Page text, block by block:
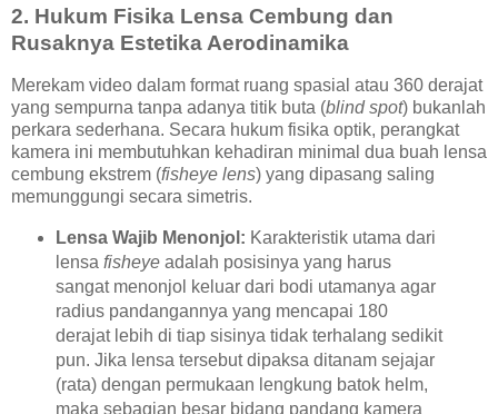
2. Hukum Fisika Lensa Cembung dan
Rusaknya Estetika Aerodinamika
Merekam video dalam format ruang spasial atau 360 derajat
yang sempurna tanpa adanya titik buta (blind spot) bukanlah
perkara sederhana. Secara hukum fisika optik, perangkat
kamera ini membutuhkan kehadiran minimal dua buah lensa
cembung ekstrem (fisheye lens) yang dipasang saling
memunggungi secara simetris.
Lensa Wajib Menonjol: Karakteristik utama dari
lensa fisheyeadalah posisinya yang harus
sangat menonjol keluar dari bodi utamanya agar
radius pandangannya yang mencapai 180
derajat lebih di tiap sisinya tidak terhalang sedikit
pun. Jika lensa tersebut dipaksa ditanam sejajar
(rata) dengan permukaan lengkung batok helm,
maka sebagian besar bidang pandang kamera